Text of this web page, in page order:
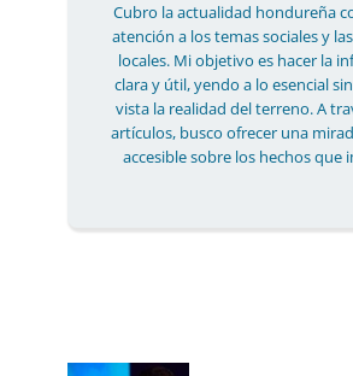
Cubro la actualidad hondureña
atención a los temas sociales y
locales. Mi objetivo es hacer la
clara y útil, yendo a lo esencial
vista la realidad del terreno. A
artículos, busco ofrecer una
accesible sobre los hechos que